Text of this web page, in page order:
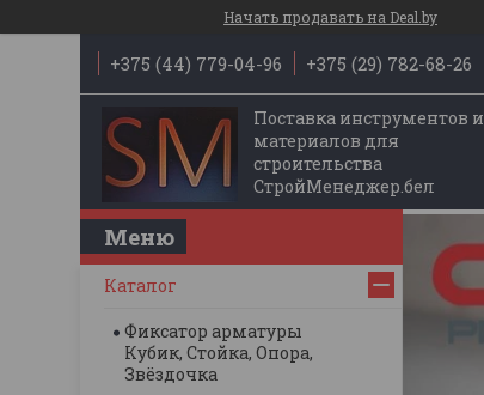
Начать продавать на Deal.by
+375 (44) 779-04-96 +375 (29) 782-68-26
Поставка инструментов и
материалов для
строительства
СтройМенеджер.бел
Каталог
Фиксатор арматуры
Кубик, Стойка, Опора,
Звёздочка